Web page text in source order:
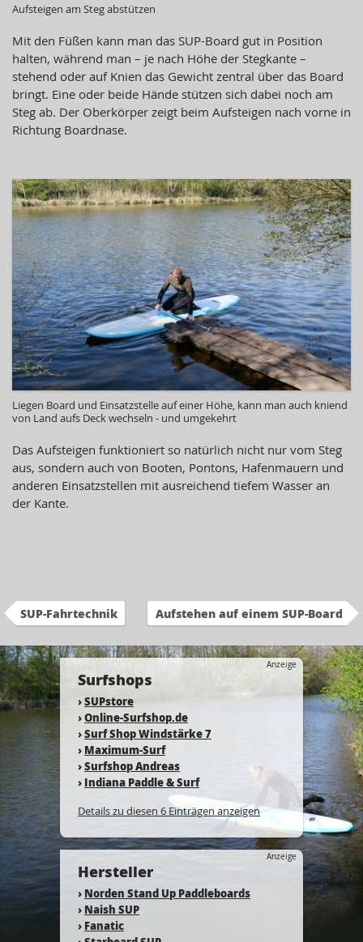
Aufsteigen am Steg abstützen
Mit den Füßen kann man das SUP-Board gut in Position
halten, während man – je nach Höhe der Stegkante –
stehend oder auf Knien das Gewicht zentral über das Board
bringt. Eine oder beide Hände stützen sich dabei noch am
Steg ab. Der Oberkörper zeigt beim Aufsteigen nach vorne in
Richtung Boardnase.
Liegen Board und Einsatzstelle auf einer Höhe, kann man auch kniend
von Land aufs Deck wechseln - und umgekehrt
Das Aufsteigen funktioniert so natürlich nicht nur vom Steg
aus, sondern auch von Booten, Pontons, Hafenmauern und
anderen Einsatzstellen mit ausreichend tiefem Wasser an
der Kante.
SUP-Fahrtechnik Aufstehen auf einem SUP-Board
Anzeige
Surfshops
›SUPstore
›Online-Surfshop.de
›Surf Shop Windstärke 7
› Maximum-Surf
›Surfshop Andreas
› Indiana Paddle & Surf
Details zu diesen 6 Einträgen anzeigen
Anzeige
Hersteller
› Norden Stand Up Paddleboards
› Naish SUP
› Fanatic